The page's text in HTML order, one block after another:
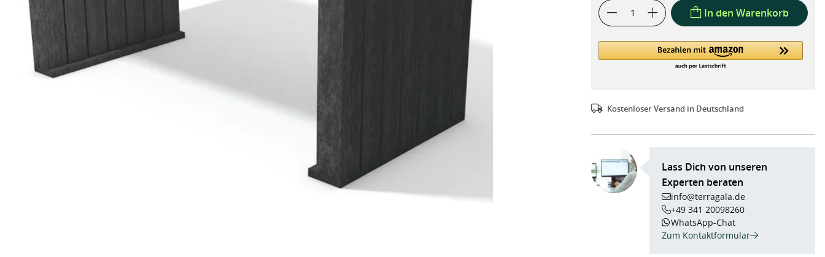
In den Warenkorb
Kostenloser Versand in Deutschland
Lass Dich von unseren
Experten beraten
info@terragala.de
+49 341 20098260
WhatsApp-Chat
Zum Kontaktformular